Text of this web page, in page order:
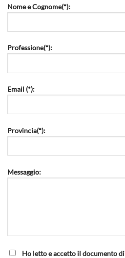
Nome e Cognome(*):
Professione(*):
Email (*):
Provincia(*):
Messaggio:
Ho letto e accetto il documento di